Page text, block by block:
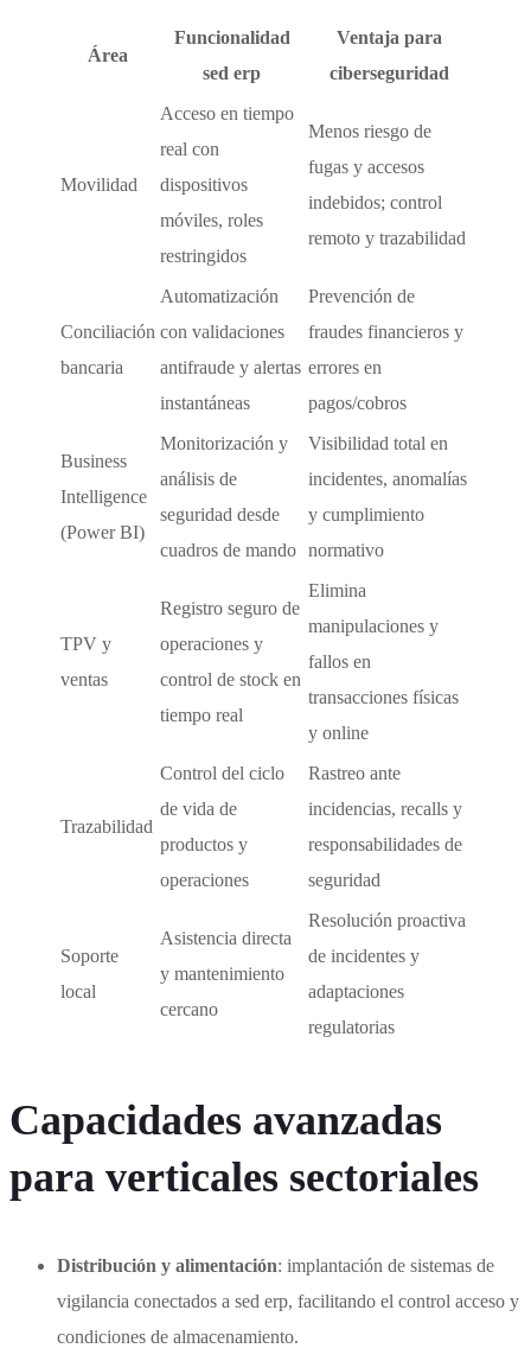
Área
Funcionalidad
sed erp
Ventaja para
ciberseguridad
Movilidad
Acceso en tiempo
real con
dispositivos
móviles, roles
restringidos
Menos riesgo de
fugas y accesos
indebidos; control
remoto y trazabilidad
Conciliación
bancaria
Automatización
con validaciones
antifraude y alertas
instantáneas
Prevención de
fraudes financieros y
errores en
pagos/cobros
Business
Intelligence
(Power BI)
Monitorización y
análisis de
seguridad desde
cuadros de mando
Visibilidad total en
incidentes, anomalías
y cumplimiento
normativo
TPV y
ventas
Registro seguro de
operaciones y
control de stock en
tiempo real
Elimina
manipulaciones y
fallos en
transacciones físicas
y online
Trazabilidad
Control del ciclo
de vida de
productos y
operaciones
Rastreo ante
incidencias, recalls y
responsabilidades de
seguridad
Soporte
local
Asistencia directa
y mantenimiento
cercano
Resolución proactiva
de incidentes y
adaptaciones
regulatorias
Capacidades avanzadas
para verticales sectoriales
Distribución y alimentación: implantación de sistemas de
vigilancia conectados a sed erp, facilitando el control acceso y
condiciones de almacenamiento.